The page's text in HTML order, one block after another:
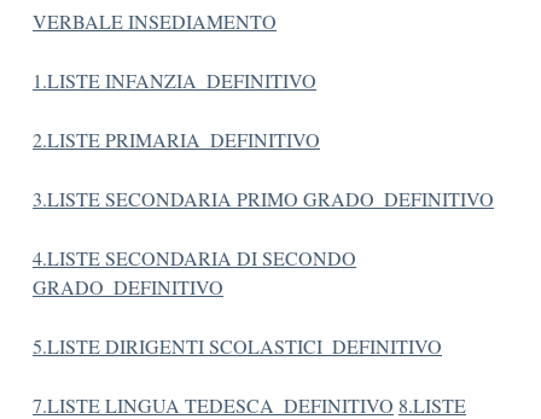
VERBALE INSEDIAMENTO
1.LISTE INFANZIA_DEFINITIVO
2.LISTE PRIMARIA_DEFINITIVO
3.LISTE SECONDARIA PRIMO GRADO_DEFINITIVO
4.LISTE SECONDARIA DI SECONDO
GRADO_DEFINITIVO
5.LISTE DIRIGENTI SCOLASTICI_DEFINITIVO
7.LISTE LINGUA TEDESCA_DEFINITIVO 8.LISTE